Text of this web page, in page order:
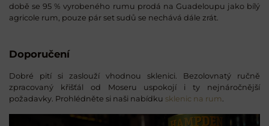
době se 95 % vyrobeného rumu prodá na Guadeloupu jako bílý
agricole rum, pouze pár set sudů se nechává dále zrát.
Doporučení
Dobré pití si zaslouží vhodnou sklenici. Bezolovnatý ručně
zpracovaný křišťál od Moseru uspokojí i ty nejnáročnější
požadavky. Prohlédněte si naši nabídku sklenic na rum